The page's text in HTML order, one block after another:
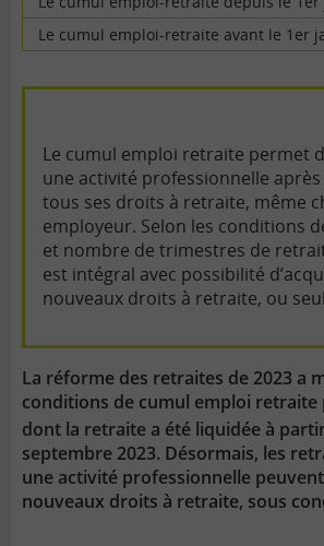
Le cumul emploi-retraite avant le 1er
Le cumul emploi retraite permet
une activité professionnelle
tous ses droits à retraite, même
employeur. Selon les conditions
et nombre de trimestres de
est intégral avec possibilité
nouveaux droits à retraite, ou
La réforme des retraites de 2023 a
conditions de cumul emploi
dont la retraite a été liquidée à
septembre 2023. Désormais, les
une activité professionnelle
nouveaux droits à retraite, sous